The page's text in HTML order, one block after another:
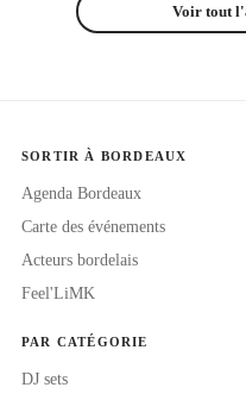
Voir tout
SORTIR À BORDEAUX
Agenda Bordeaux
Carte des événements
Acteurs bordelais
Feel'LiMK
PAR CATÉGORIE
DJ sets